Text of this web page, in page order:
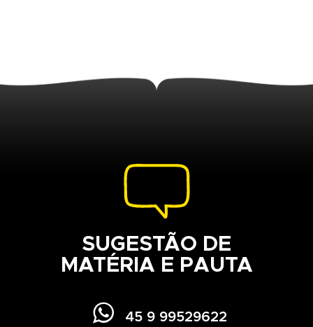
SUGESTÃO DE
MATÉRIA E PAUTA
 45 9 99529622